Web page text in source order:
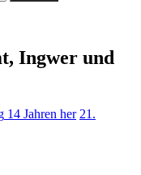
Ingwer und
14 Jahren her 21.